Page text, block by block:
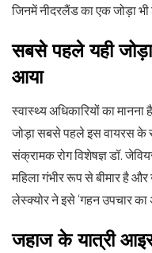
जिनमें नीदरलैंड का एक जोड़ा भी
सबसे पहले यही
आया
स्वास्थ्य अधिकारियों का मानना
जोड़ा सबसे पहले इस वायरस के
संक्रामक रोग विशेषज्ञ डॉ.
महिला गंभीर रूप से बीमार है
लेस्क्योर ने इसे ‘गहन उपचार का
जहाज के यात्री